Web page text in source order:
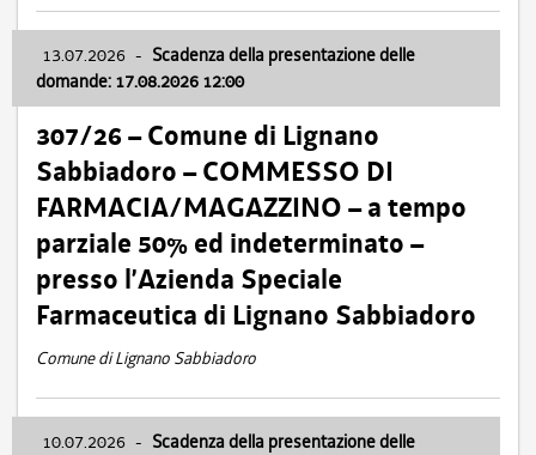
13.07.2026 - Scadenza della presentazione delle
domande: 17.08.2026 12:00
307/26 – Comune di Lignano
Sabbiadoro – COMMESSO DI
FARMACIA/MAGAZZINO – a tempo
parziale 50% ed indeterminato –
presso l’Azienda Speciale
Farmaceutica di Lignano Sabbiadoro
Comune di Lignano Sabbiadoro
10.07.2026 - Scadenza della presentazione delle